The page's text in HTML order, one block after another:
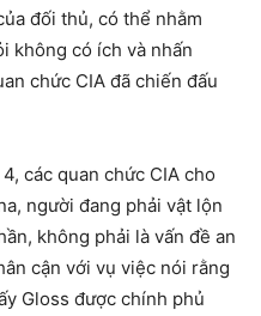
đối thủ, có thể nhằm
không có ích và nhấn
chức CIA đã chiến đấu
các quan chức CIA cho
người đang phải vật lộn
không phải là vấn đề an
cận với vụ việc nói rằng
Gloss được chính phủ